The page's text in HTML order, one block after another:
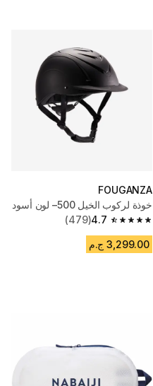
FOUGANZA
خوذة لركوب الخيل 500– لون أسود
4.7
4.7 out of 5 stars from 479 reviews
(479)
3,299.00 ج.م